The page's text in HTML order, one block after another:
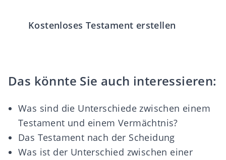
Kostenloses Testament erstellen
Das könnte Sie auch interessieren:
Was sind die Unterschiede zwischen einem
Testament und einem Vermächtnis?
Das Testament nach der Scheidung
Was ist der Unterschied zwischen einer